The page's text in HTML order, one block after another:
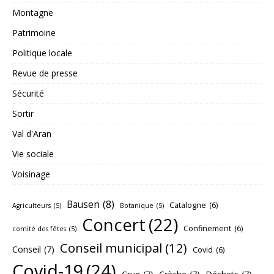
Montagne
Patrimoine
Politique locale
Revue de presse
Sécurité
Sortir
Val d'Aran
Vie sociale
Voisinage
Agriculteurs (5) Bausen (8) Botanique (5) Catalogne (6)
comité des fêtes (5) Concert(22) Confinement (6)
Conseil (7) Conseil municipal (12) Covid (6)